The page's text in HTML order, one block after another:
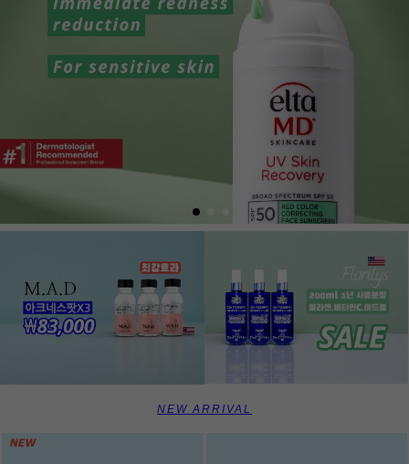
NEW ARRIVAL